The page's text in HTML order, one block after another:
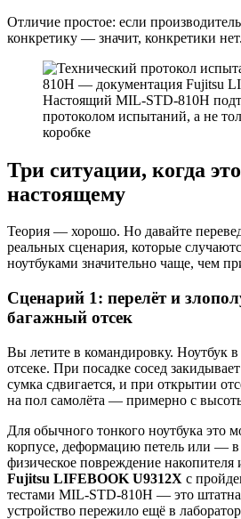
Отличие простое: если
конкретику — значит, конкретики нет.
Настоящий MIL-STD-810H
протоколом испытаний, а не
коробке
Три ситуации, когда
настоящему
Теория — хорошо. Но давайте
реальных сценария, которые
ноутбуками значительно чаще, чем
Сценарий 1: перелёт и
багажный отсек
Вы летите в командировку. Ноутбук
отсеке. При посадке сосед
сумка сдвигается, и при открытии
на пол самолёта — примерно с
Для обычного тонкого ноутбука это
корпусе, деформацию петель или —
физическое повреждение
Fujitsu LIFEBOOK U9312X с
тестами MIL-STD-810H — это
устройство пережило ещё в